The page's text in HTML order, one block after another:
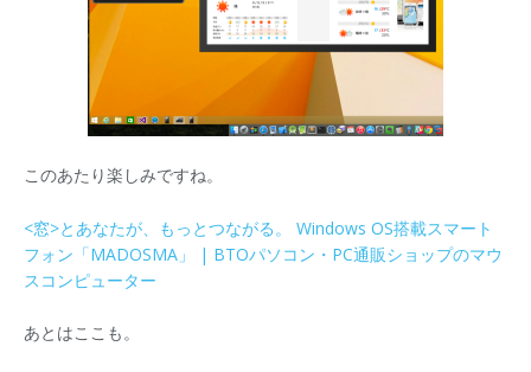
このあたり楽しみですね。
<窓>とあなたが、もっとつながる。 Windows OS搭載スマート
フォン「MADOSMA」 | BTOパソコン・PC通販ショップのマウ
スコンピューター
あとはここも。